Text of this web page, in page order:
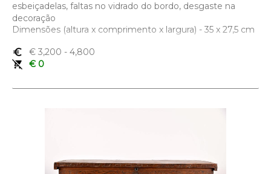
esbeiçadelas, faltas no vidrado do bordo, desgaste na
decoração
Dimensões (altura x comprimento x largura) - 35 x 27,5 cm
euro_symbol € 3,200 - 4,800
remove_shopping_cart
€ 0